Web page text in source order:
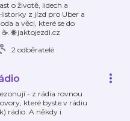
o životě, lidech a
z jízd pro Uber a
a věci, které se do
🌐 jaktojezdi.cz
2 odběratelé
- z rádia rovnou
které byste v rádiu
rádio. A někdy i